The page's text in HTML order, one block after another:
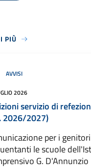
PIÙ
AVVISI
2026
servizio di
2026/2027)
per i
le scuole
G. D'Annunzio